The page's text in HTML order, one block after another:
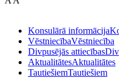
Konsulārā informācija
VēstniecībaVēstniecība
Divpusējās attiecības
AktualitātesAktualitātes
TautiešiemTautiešiem